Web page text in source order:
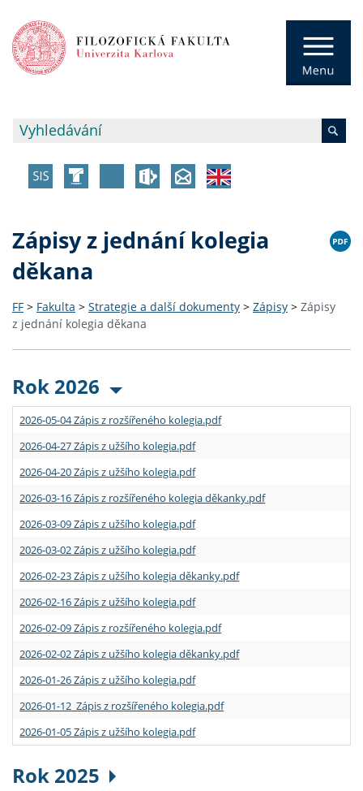
Zápisy z jednání kolegia
děkana
FF > Fakulta > Strategie a další dokumenty > Zápisy > Zápisy
z jednání kolegia děkana
Rok 2026
2026-05-04 Zápis z rozšířeného kolegia.pdf
2026-04-27 Zápis z užšího kolegia.pdf
2026-04-20 Zápis z užšího kolegia.pdf
2026-03-16 Zápis z rozšířeného kolegia děkanky.pdf
2026-03-09 Zápis z užšího kolegia.pdf
2026-03-02 Zápis z užšího kolegia.pdf
2026-02-23 Zápis z užšího kolegia děkanky.pdf
2026-02-16 Zápis z užšího kolegia.pdf
2026-02-09 Zápis z rozšířeného kolegia.pdf
2026-02-02 Zápis z užšího kolegia děkanky.pdf
2026-01-26 Zápis z užšího kolegia.pdf
2026-01-12 Zápis z rozšířeného kolegia.pdf
2026-01-05 Zápis z užšího kolegia.pdf
Rok 2025